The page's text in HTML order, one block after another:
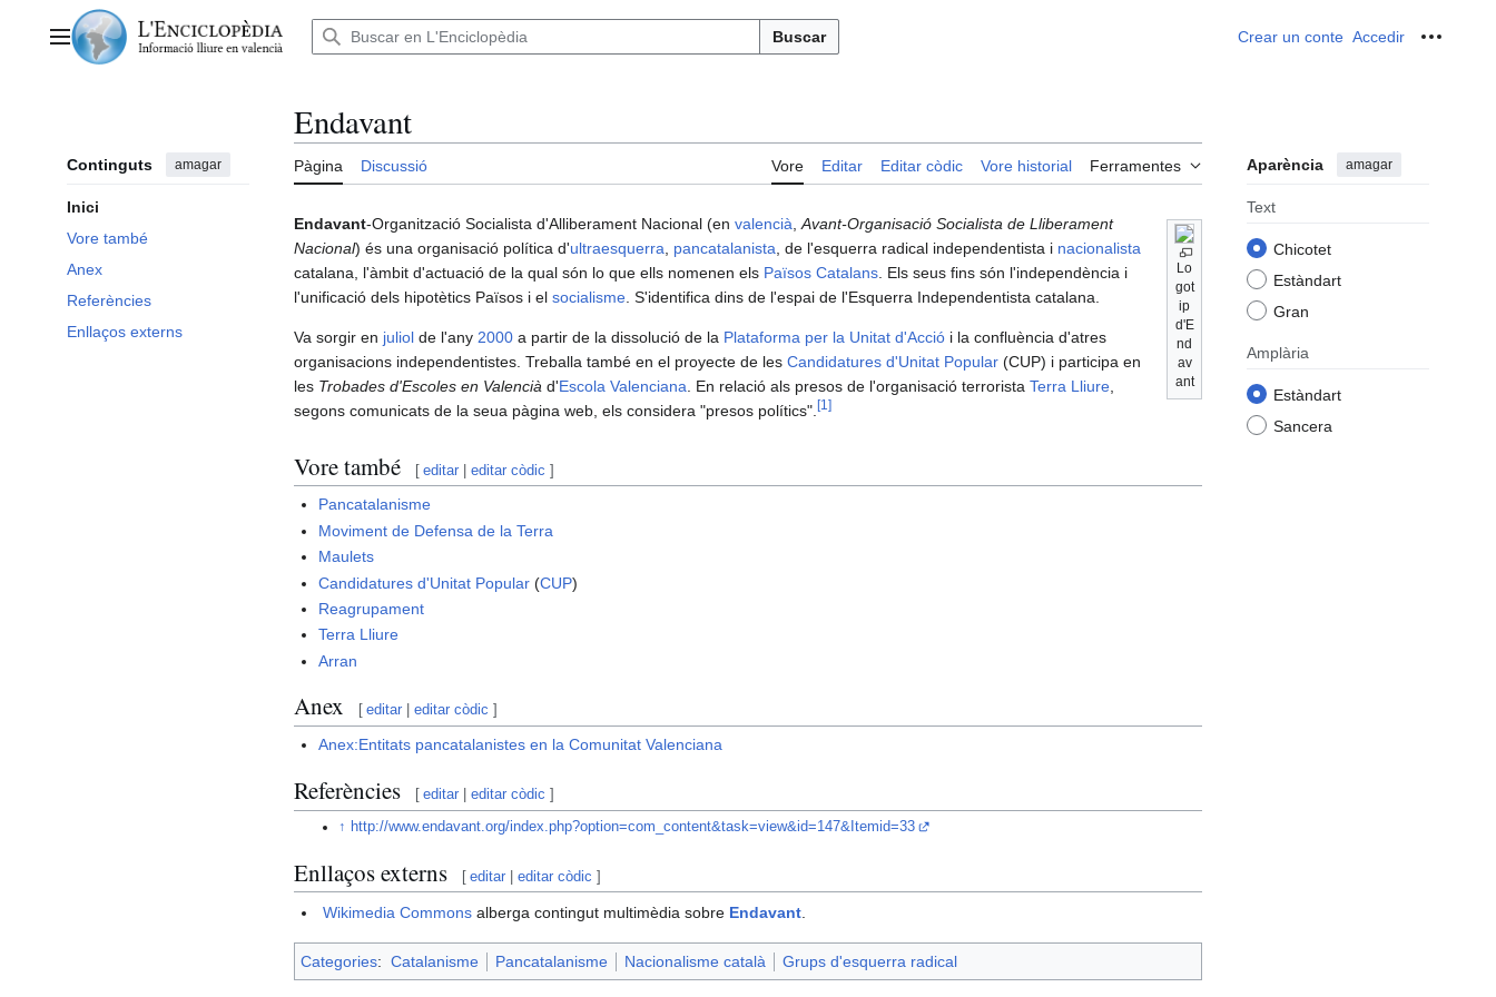
contingutMenú principal Buscar Crear un conte Accedir
Continguts amagar
Inici
Vore també
Anex
Referències
Enllaços externs
Endavant
Pàgina Discussió Vore Editar Editar còdic Vore historial Ferramentes Aparència amagar
Text
Chicotet
Estàndart
Gran
Amplària
Estàndart
Sancera
Lo
got
ip
d'E
nd
av
ant
Endavant-Organització Socialista d'Alliberament Nacional (en valencià Avant-Organisació Socialista de Lliberament
Nacional) és una organisació política d'ultraesquerra pancatalanista , de l'esquerra radical independentista i nacionalista
catalana, l'àmbit d'actuació de la qual són lo que ells nomenen els Països Catalans . Els seus fins són l'independència i
l'unificació dels hipotètics Països i el socialisme . S'identifica dins de l'espai de l'Esquerra Independentista catalana.
Va sorgir en juliol de l'any 2000 a partir de la dissolució de la Plataforma per la Unitat d'Acció i la confluència d'atres
organisacions independentistes. Treballa també en el proyecte de les Candidatures d'Unitat Popular (CUP) i participa en
les Trobades d'Escoles en Valencià d'Escola Valenciana . En relació als presos de l'organisació terrorista Terra Lliure
segons comunicats de la seua pàgina web, els considera "presos polítics". [1 ]
Vore també [ editar |editar còdic ]
Pancatalanisme
Moviment de Defensa de la Terra
Maulets
Candidatures d'Unitat Popular (CUP)
Reagrupament
Terra Lliure
Arran
Anex [ editar |editar còdic ]
Anex:Entitats pancatalanistes en la Comunitat Valenciana
Referències [ editar |editar còdic ]
↑ http://www.endavant.org/index.php?option=com_content&task=view&id=147&Itemid=33
Enllaços externs [ editar |editar còdic ]
Wikimedia Commons alberga contingut multimèdia sobre Endavant
Categories: Catalanisme Pancatalanisme Nacionalisme català Grups d'esquerra radical